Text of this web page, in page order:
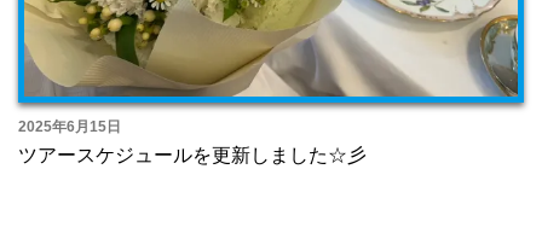
2025年6月15日
ツアースケジュールを更新しました☆彡